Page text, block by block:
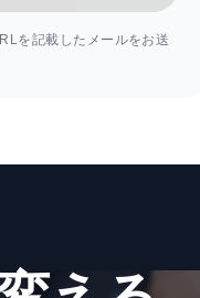
を記載したメールをお送